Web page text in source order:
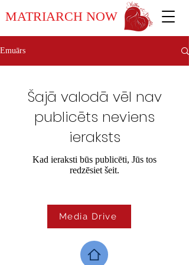
MATRIARCH NOW
Emuārs
Šajā valodā vēl nav
publicēts neviens
ieraksts
Kad ieraksti būs publicēti, Jūs tos
redzēsiet šeit.
Media Drive